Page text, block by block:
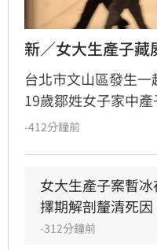
新／女大生產子藏
台北市文山區發生
19歲鄒姓女子家中
竟未報案，反而將屍
步尚無法確認男嬰
檢察官複訊後，認
有湮滅證據之虞，
-412分鐘前
女大生產子案暫
擇期解剖釐清死因
-312分鐘前